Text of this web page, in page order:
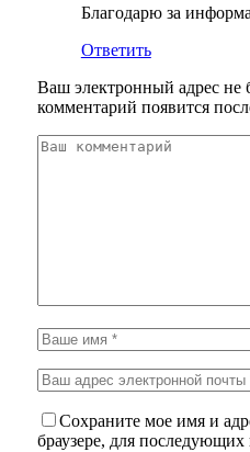
Благодарю за
Ответить
Ваш электронный адрес не
комментарий появится
Сохраните мое имя и
браузере, для последующих